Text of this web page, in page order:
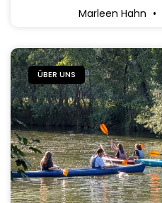
Marleen Hahn
ÜBER UNS